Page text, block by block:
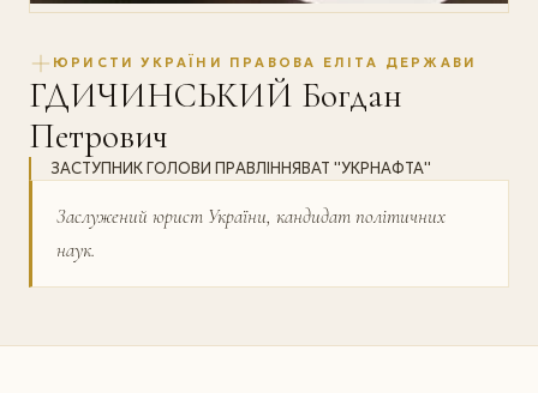
ЮРИСТИ УКРАЇНИ ПРАВОВА ЕЛІТА ДЕРЖАВИ
ГДИЧИНСЬКИЙ Богдан
Петрович
ЗАСТУПНИК ГОЛОВИ ПРАВЛІННЯВАТ ''УКРНАФТА''
Заслужений юрист України, кандидат політичних
наук.